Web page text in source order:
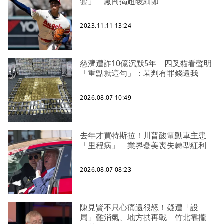
2023.11.11 13:24
慈濟遭詐10億沉默5年 四叉貓看聲明
「重點就這句」：若判有罪錢還我
2026.08.07 10:49
去年才買特斯拉！川普酸電動車主患
「里程病」 業界憂美喪失轉型紅利
2026.08.07 08:23
陳見賢不只心痛還很怒！疑遭「設
局」難消氣、地方拱再戰 竹北靠攏